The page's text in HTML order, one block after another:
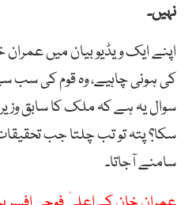
نہیں۔
اپنے ایک ویڈیو بیان میں
کی ہونی چاہیے، وہ قوم کی سب
سوال یہ ہے کہ ملک کا سابق
سکا؟ پتہ تو تب چلتا جب
سامنے آجاتا۔